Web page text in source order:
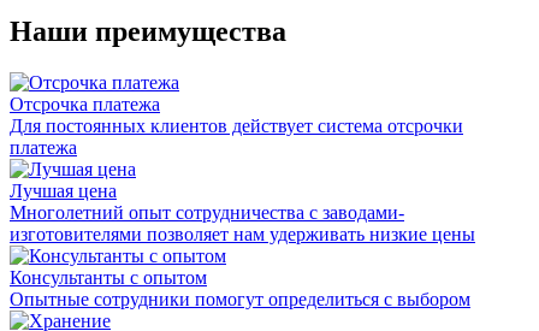
Наши преимущества
Отсрочка платежа
Для постоянных клиентов действует система отсрочки
платежа
Лучшая цена
Многолетний опыт сотрудничества с заводами-
изготовителями позволяет нам удерживать низкие цены
Консультанты с опытом
Опытные сотрудники помогут определиться с выбором